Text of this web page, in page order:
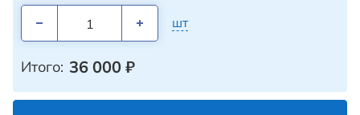
шт
Итого: 36 000 ₽